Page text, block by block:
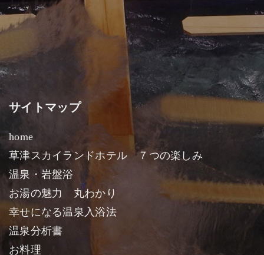
サイトマップ
home
草津スカイランドホテル ７つの楽しみ
温泉・岩盤浴
お湯の魅力 丸わかり
幸せになる温泉入浴法
温泉分析書
お料理